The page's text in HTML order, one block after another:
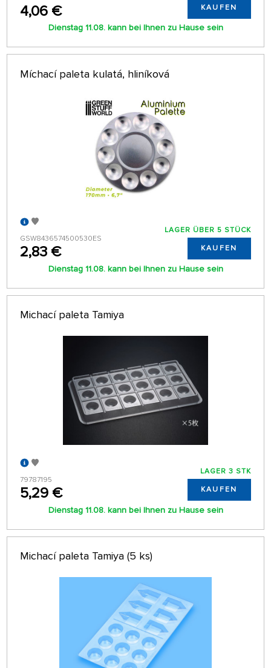
4,06 € KAUFEN
Dienstag 11.08. kann bei Ihnen zu Hause sein
Míchací paleta kulatá, hliníková
GSW8436574500530ES
2,83 €
LAGER ÜBER 5 STÜCK
KAUFEN
Dienstag 11.08. kann bei Ihnen zu Hause sein
Michací paleta Tamiya
79787195
5,29 €
LAGER 3 STK
KAUFEN
Dienstag 11.08. kann bei Ihnen zu Hause sein
Michací paleta Tamiya (5 ks)